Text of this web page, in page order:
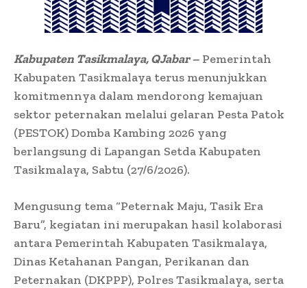
Kabupaten Tasikmalaya, QJabar – Pemerintah
Kabupaten Tasikmalaya terus menunjukkan
komitmennya dalam mendorong kemajuan
sektor peternakan melalui gelaran Pesta Patok
(PESTOK) Domba Kambing 2026 yang
berlangsung di Lapangan Setda Kabupaten
Tasikmalaya, Sabtu (27/6/2026).
Mengusung tema “Peternak Maju, Tasik Era
Baru”, kegiatan ini merupakan hasil kolaborasi
antara Pemerintah Kabupaten Tasikmalaya,
Dinas Ketahanan Pangan, Perikanan dan
Peternakan (DKPPP), Polres Tasikmalaya, serta